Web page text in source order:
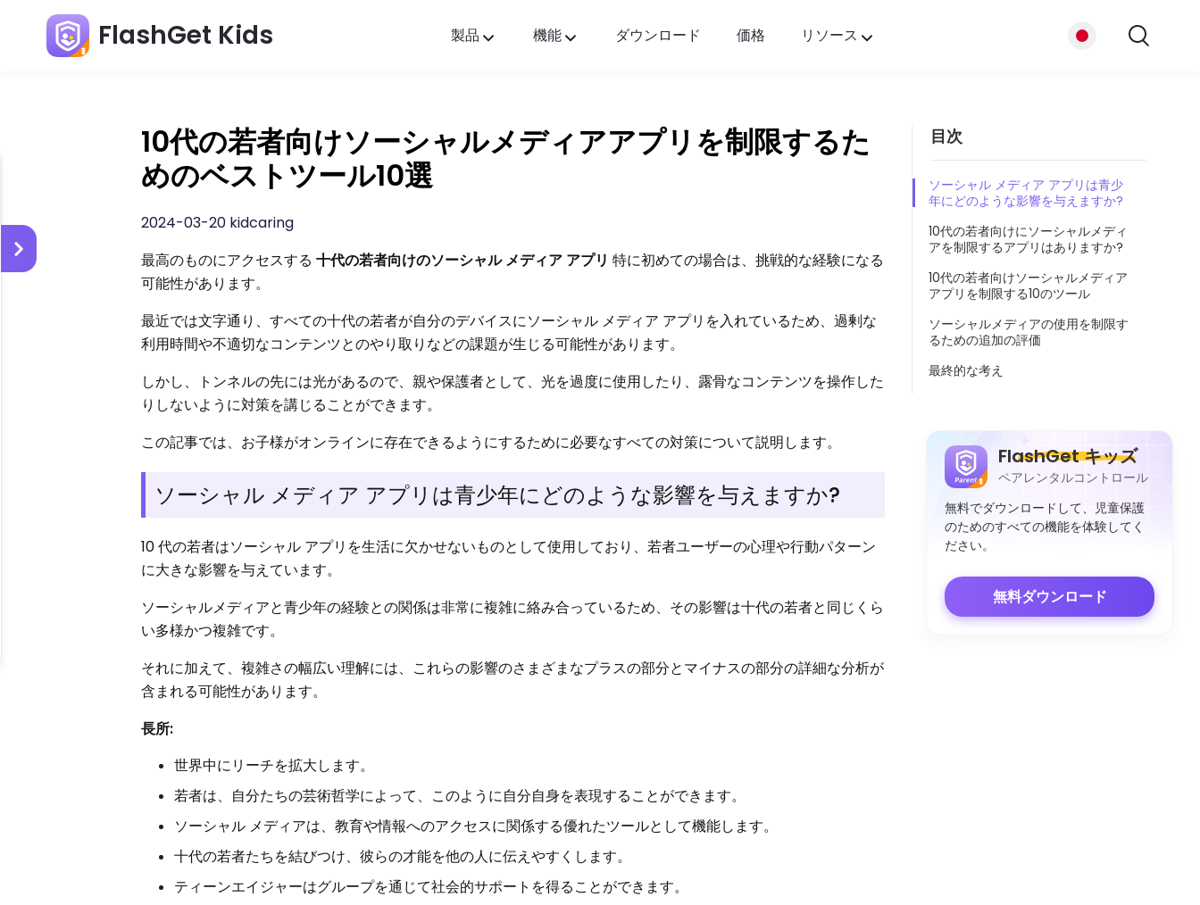
FlashGet Kids 製品
FlashGet Finder
機能 ダウンロード 価格 リソース
10代の若者向けソーシャルメディアアプリを制限するた
めのベストツール10選
2024-03-20 kidcaring
最高のものにアクセスする十代の若者向けのソーシャル メディア アプリ 特に初めての場合は、挑戦的な経験になる
可能性があります。
最近では文字通り、すべての十代の若者が自分のデバイスにソーシャル メディア アプリを入れているため、過剰な
利用時間や不適切なコンテンツとのやり取りなどの課題が生じる可能性があります。
しかし、トンネルの先には光があるので、親や保護者として、光を過度に使用したり、露骨なコンテンツを操作した
りしないように対策を講じることができます。
この記事では、お子様がオンラインに存在できるようにするために必要なすべての対策について説明します。
ソーシャル メディア アプリは青少年にどのような影響を与えますか?
10 代の若者はソーシャル アプリを生活に欠かせないものとして使用しており、若者ユーザーの心理や行動パターン
に大きな影響を与えています。
ソーシャルメディアと青少年の経験との関係は非常に複雑に絡み合っているため、その影響は十代の若者と同じくら
い多様かつ複雑です。
それに加えて、複雑さの幅広い理解には、これらの影響のさまざまなプラスの部分とマイナスの部分の詳細な分析が
含まれる可能性があります。
長所:
世界中にリーチを拡大します。
若者は、自分たちの芸術哲学によって、このように自分自身を表現することができます。
ソーシャル メディアは、教育や情報へのアクセスに関係する優れたツールとして機能します。
十代の若者たちを結びつけ、彼らの才​​能を他の人に伝えやすくします。
ティーンエイジャーはグループを通じて社会的サポートを得ることができます。
目次
ソーシャル メディア アプリは青少
年にどのような影響を与えますか?
10代の若者向けにソーシャルメディ
アを制限するアプリはありますか?
10代の若者向けソーシャルメディア
アプリを制限する10のツール
ソーシャルメディアの使用を制限す
るための追加の評価
最終的な考え
FlashGet キッズ
ペアレンタルコントロール
無料でダウンロードして、児童保護
のためのすべての機能を体験してく
ださい。
無料ダウンロード